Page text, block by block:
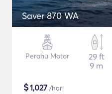
Saver 870 WA
Perahu Motor
29 ft
9 m
$1,027 /hari